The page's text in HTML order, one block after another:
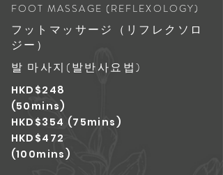
FOOT MASSAGE (REFLEXOLOGY)
フットマッサージ（リフレクソロ
ジー）
발 마사지(발반사요법)
HKD$248
(50mins)
HKD$354 (75mins)
HKD$472
(100mins)